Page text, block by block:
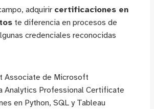
adquirir certificaciones en
te diferencia en procesos de
credenciales reconocidas
Associate de Microsoft
Analytics Professional Certificate
en Python, SQL y Tableau